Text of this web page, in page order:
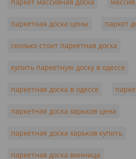
паркетная доска цены паркет
сколько стоит паркетная доска
купить паркетную доску в одессе
паркетная доска в одессе
паркетная доска харьков цена
паркетная доска харьков купить
паркетная доска винница